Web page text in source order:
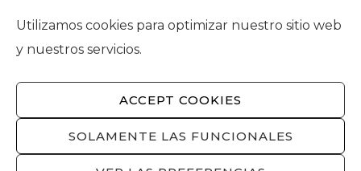
Utilizamos cookies para optimizar nuestro sitio web
y nuestros servicios.
ACCEPT COOKIES
SOLAMENTE LAS FUNCIONALES
foment@foment.com
© 2026 - Foment del Treball Nacional